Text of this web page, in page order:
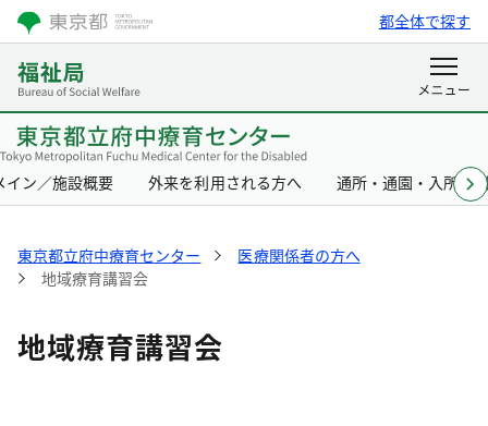
都全体で探す
イン／施設概要 外来を利用される方へ 通所・通園・入所を
東京都立府中療育センター
医療関係者の方へ
地域療育講習会
地域療育講習会